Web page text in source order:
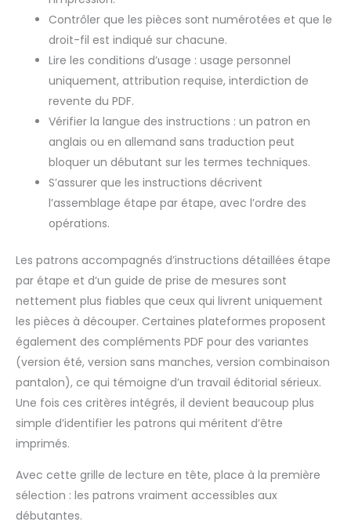
Contrôler que les pièces sont numérotées et que le
droit-fil est indiqué sur chacune.
Lire les conditions d’usage : usage personnel
uniquement, attribution requise, interdiction de
revente du PDF.
Vérifier la langue des instructions : un patron en
anglais ou en allemand sans traduction peut
bloquer un débutant sur les termes techniques.
S’assurer que les instructions décrivent
l’assemblage étape par étape, avec l’ordre des
opérations.
Les patrons accompagnés d’instructions détaillées étape
par étape et d’un guide de prise de mesures sont
nettement plus fiables que ceux qui livrent uniquement
les pièces à découper. Certaines plateformes proposent
également des compléments PDF pour des variantes
(version été, version sans manches, version combinaison
pantalon), ce qui témoigne d’un travail éditorial sérieux.
Une fois ces critères intégrés, il devient beaucoup plus
simple d’identifier les patrons qui méritent d’être
imprimés.
Avec cette grille de lecture en tête, place à la première
sélection : les patrons vraiment accessibles aux
débutantes.